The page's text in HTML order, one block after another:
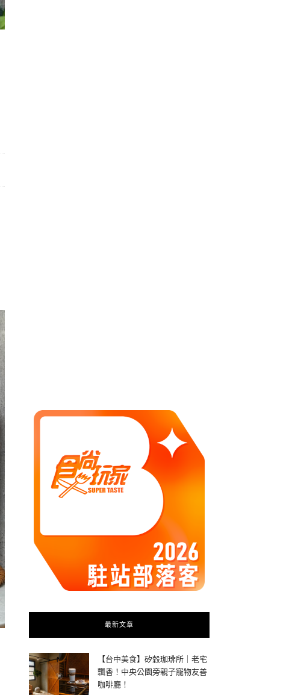
最新文章
【台中美食】矽穀珈琲所｜老宅
飄香！中央公園旁親子寵物友善
咖啡廳！